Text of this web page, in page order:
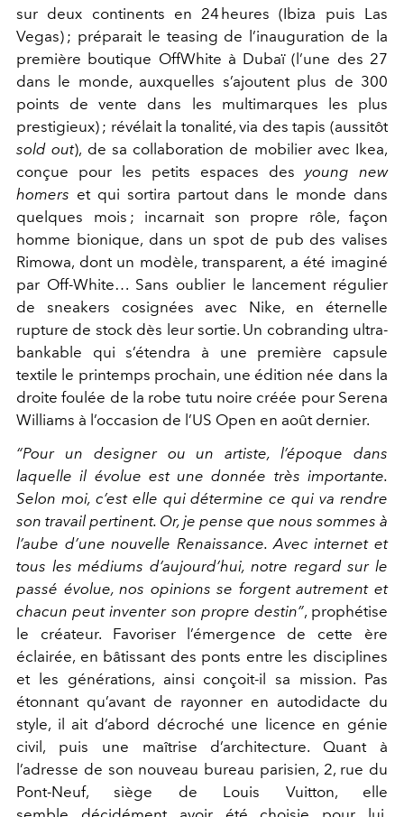
sur deux continents en 24 heures (Ibiza puis Las
Vegas) ; préparait le teasing de l’inauguration de la
première boutique OffWhite à Dubaï (l’une des 27
dans le monde, auxquelles s’ajoutent plus de 300
points de vente dans les multimarques les plus
prestigieux) ; révélait la tonalité, via des tapis (aussitôt
sold out), de sa collaboration de mobilier avec Ikea,
conçue pour les petits espaces des young new
homers et qui sortira partout dans le monde dans
quelques mois ; incarnait son propre rôle, façon
homme bionique, dans un spot de pub des valises
Rimowa, dont un modèle, transparent, a été imaginé
par Off-White… Sans oublier le lancement régulier
de sneakers cosignées avec Nike, en éternelle
rupture de stock dès leur sortie. Un cobranding ultra-
bankable qui s’étendra à une première capsule
textile le printemps prochain, une édition née dans la
droite foulée de la robe tutu noire créée pour Serena
Williams à l’occasion de l’US Open en août dernier.
“Pour un designer ou un artiste, l’époque dans
laquelle il évolue est une donnée très importante.
Selon moi, c’est elle qui détermine ce qui va rendre
son travail pertinent. Or, je pense que nous sommes à
l’aube d’une nouvelle Renaissance. Avec internet et
tous les médiums d’aujourd’hui, notre regard sur le
passé évolue, nos opinions se forgent autrement et
chacun peut inventer son propre destin”, prophétise
le créateur. Favoriser l’émergence de cette ère
éclairée, en bâtissant des ponts entre les disciplines
et les générations, ainsi conçoit-il sa mission. Pas
étonnant qu’avant de rayonner en autodidacte du
style, il ait d’abord décroché une licence en génie
civil, puis une maîtrise d’architecture. Quant à
l’adresse de son nouveau bureau parisien, 2, rue du
Pont-Neuf, siège de Louis Vuitton, elle